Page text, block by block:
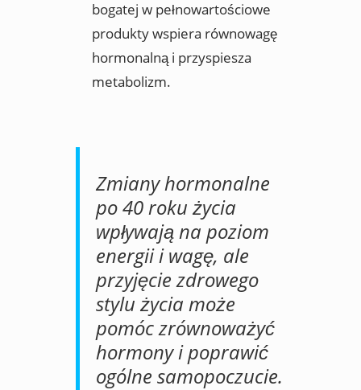
bogatej w pełnowartościowe
produkty wspiera równowagę
hormonalną i przyspiesza
metabolizm.
Zmiany hormonalne
po 40 roku życia
wpływają na poziom
energii i wagę, ale
przyjęcie zdrowego
stylu życia może
pomóc zrównoważyć
hormony i poprawić
ogólne samopoczucie.